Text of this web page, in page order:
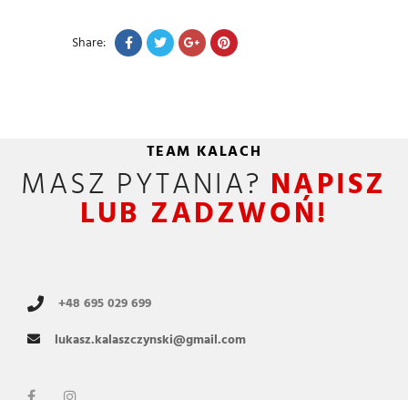
Share:
TEAM KALACH
MASZ PYTANIA? NAPISZ
LUB ZADZWOŃ!
+48 695 029 699
lukasz.kalaszczynski@gmail.com